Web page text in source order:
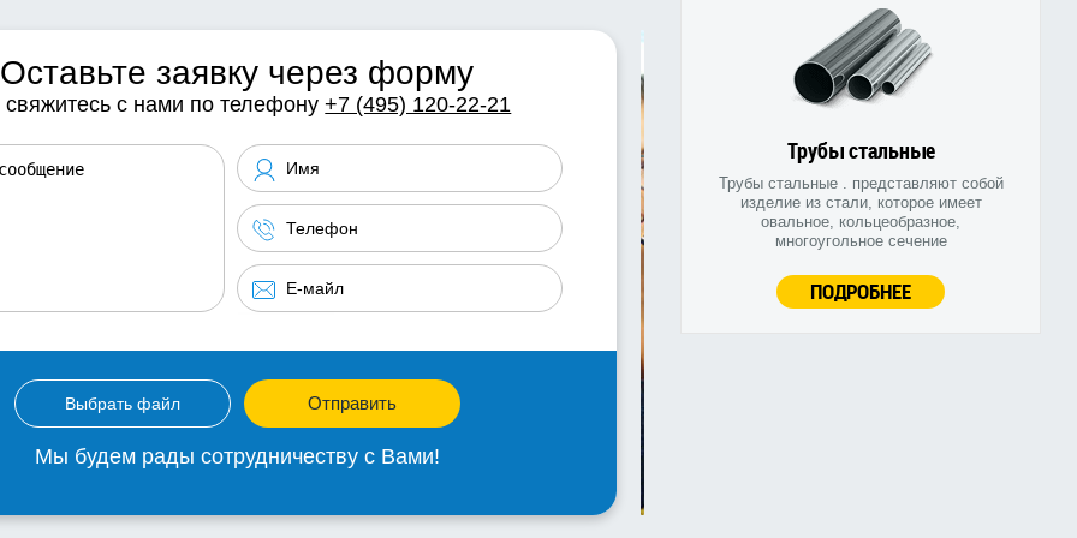
Трубы стальные
Трубы стальные . представляют собой
изделие из стали, которое имеет
овальное, кольцеобразное,
многоугольное сечение
ПОДРОБНЕЕ
Оставьте заявку через форму
свяжитесь с нами по телефону+7 (495) 120-22-21
Выбрать файл Отправить
Мы будем рады сотрудничеству с Вами!